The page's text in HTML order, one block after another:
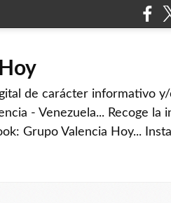
de carácter informativo
- Venezuela... Recoge la
Grupo Valencia Hoy...